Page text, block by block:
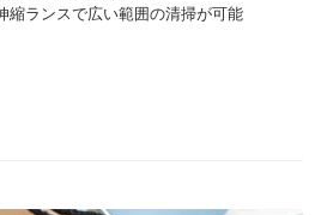
縮ランスで広い範囲の清掃が可能